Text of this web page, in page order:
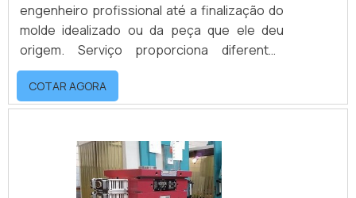
engenheiro profissional até a finalização do
molde idealizado ou da peça que ele deu
origem. Serviço proporciona diferentes
resultados Formatos; Tipos de plástico;
Texturas; Tamanhos; Entre outros.Esses
produtos são muitas vezes criados por
deve apontar todas as especificações
técnicas necessárias para que seja
realizado o processo de ferramentaria
COTAR AGORA